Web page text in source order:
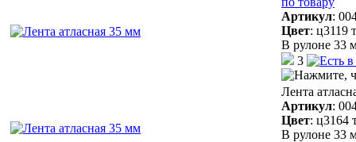
Артикул:
Цвет: ц3119
В рулоне 33
3
Лента
Артикул:
Цвет: ц3164
В рулоне 33